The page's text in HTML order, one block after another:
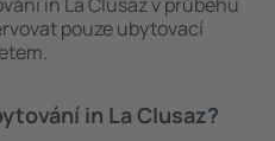
pouze ubytovací
in La Clusaz?